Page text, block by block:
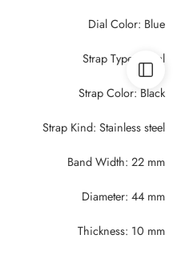
Dial Color: Blue
Strap Type: Metal
Strap Color: Black
Strap Kind: Stainless steel
Band Width: 22 mm
Diameter: 44 mm
Thickness: 10 mm